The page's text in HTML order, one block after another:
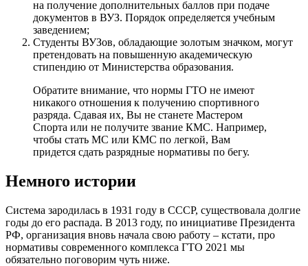
на получение дополнительных баллов при подаче
документов в ВУЗ. Порядок определяется учебным
заведением;
Студенты ВУЗов, обладающие золотым значком, могут
претендовать на повышенную академическую
стипендию от Министерства образования.
Обратите внимание, что нормы ГТО не имеют
никакого отношения к получению спортивного
разряда. Сдавая их, Вы не станете Мастером
Спорта или не получите звание КМС. Например,
чтобы стать МС или КМС по легкой, Вам
придется сдать разрядные нормативы по бегу.
Немного истории
Система зародилась в 1931 году в СССР, существовала долгие
годы до его распада. В 2013 году, по инициативе Президента
РФ, организация вновь начала свою работу – кстати, про
нормативы современного комплекса ГТО 2021 мы
обязательно поговорим чуть ниже.